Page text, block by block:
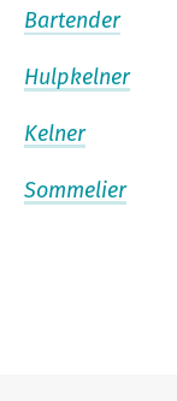
Bartender
Hulpkelner
Kelner
Sommelier